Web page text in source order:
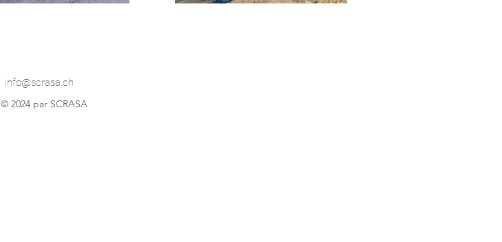
info@scrasa.ch
© 2024 par SCRASA